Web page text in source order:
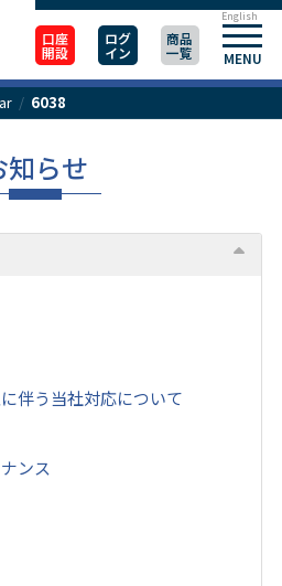
口座
開設
ログ
イン
商品
一覧 MENU
English
/ 6038
知らせ
伴う当社対応について
ンス